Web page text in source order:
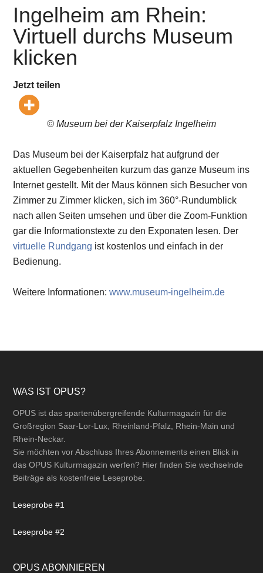
Ingelheim am Rhein:
Virtuell durchs Museum
klicken
Jetzt teilen
© Museum bei der Kaiserpfalz Ingelheim
Das Museum bei der Kaiserpfalz hat aufgrund der
aktuellen Gegebenheiten kurzum das ganze Museum ins
Internet gestellt. Mit der Maus können sich Besucher von
Zimmer zu Zimmer klicken, sich im 360°-Rundumblick
nach allen Seiten umsehen und über die Zoom-Funktion
gar die Informationstexte zu den Exponaten lesen. Der
virtuelle Rundgang ist kostenlos und einfach in der
Bedienung.
Weitere Informationen:www.museum-ingelheim.de
Footer
WAS IST OPUS?
OPUS ist das spartenübergreifende Kulturmagazin für die
Großregion Saar-Lor-Lux, Rheinland-Pfalz, Rhein-Main und
Rhein-Neckar.
Sie möchten vor Abschluss Ihres Abonnements einen Blick in
das OPUS Kulturmagazin werfen? Hier finden Sie wechselnde
Beiträge als kostenfreie Leseprobe.
Leseprobe #1
Leseprobe #2
OPUS ABONNIEREN